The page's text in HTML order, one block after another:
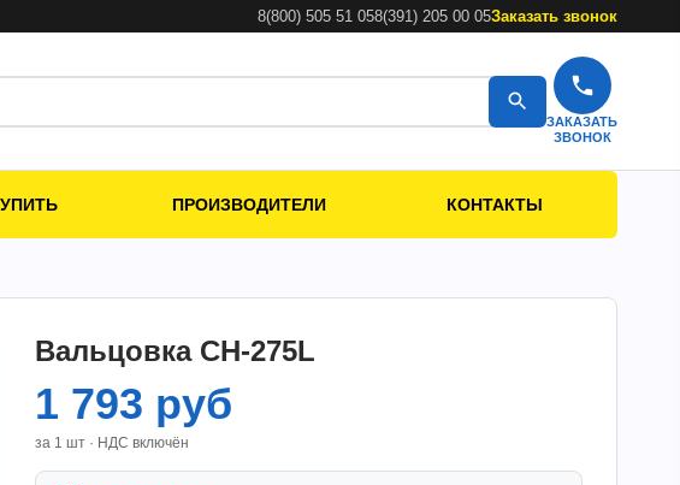
8(800) 505 51 058(391) 205 00 05Заказать звонок
ЗАКАЗАТЬ
ЗВОНОК
ПРОИЗВОДИТЕЛИ КОНТАКТЫ
Вальцовка СH-275L
1 793 руб
за 1 шт · НДС включён